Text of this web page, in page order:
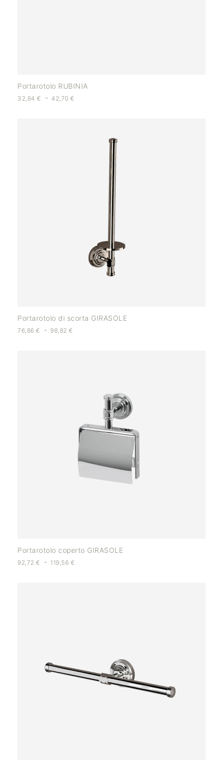
Portarotolo RUBINIA
32,94 € - 42,70€
Portarotolo di scorta GIRASOLE
76,86 € - 98,82€
Portarotolo coperto GIRASOLE
92,72 € - 119,56 €